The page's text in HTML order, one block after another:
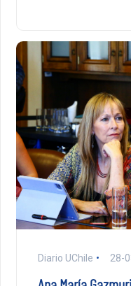
Diario UChile 28-